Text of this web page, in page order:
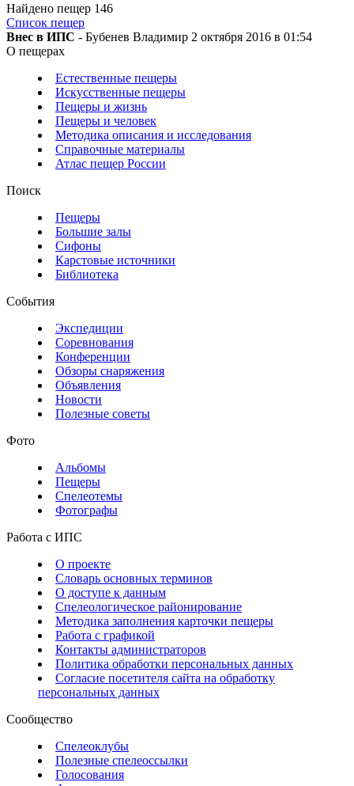
Найдено пещер 146
Список пещер
Внес в ИПС - Бубенев Владимир 2 октября 2016 в 01:54
О пещерах
Естественные пещеры
Искусственные пещеры
Пещеры и жизнь
Пещеры и человек
Методика описания и исследования
Справочные материалы
Атлас пещер России
Поиск
Пещеры
Большие залы
Сифоны
Карстовые источники
Библиотека
События
Экспедиции
Соревнования
Конференции
Обзоры снаряжения
Объявления
Новости
Полезные советы
Фото
Альбомы
Пещеры
Спелеотемы
Фотографы
Работа с ИПС
О проекте
Словарь основных терминов
О доступе к данным
Спелеологическое районирование
Методика заполнения карточки пещеры
Работа с графикой
Контакты администраторов
Политика обработки персональных данных
Согласие посетителя сайта на обработку
персональных данных
Сообщество
Спелеоклубы
Полезные спелеоссылки
Голосования